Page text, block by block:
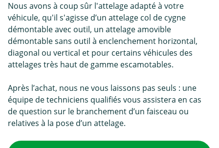
Nous avons à coup sûr l'attelage adapté à votre
véhicule, qu'il s'agisse d’un attelage col de cygne
démontable avec outil, un attelage amovible
démontable sans outil à enclenchement horizontal,
diagonal ou vertical et pour certains véhicules des
attelages très haut de gamme escamotables.
Après l’achat, nous ne vous laissons pas seuls : une
équipe de techniciens qualifiés vous assistera en cas
de question sur le branchement d’un faisceau ou
relatives à la pose d’un attelage.